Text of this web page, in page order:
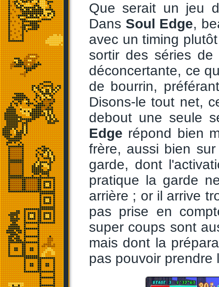
Que serait un jeu
Dans Soul Edge,
avec un timing
sortir des séries de
déconcertante, ce
de bourrin,
Disons-le tout net,
debout une seule
Edge répond bien
frère, aussi bien
garde, dont
pratique la garde
arrière ; or il arrive
pas prise en
super coups sont
mais dont la
pas pouvoir prendre